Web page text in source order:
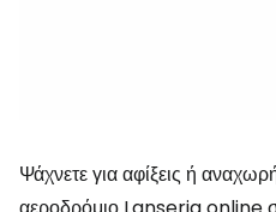
Ψάχνετε για αφίξεις ή